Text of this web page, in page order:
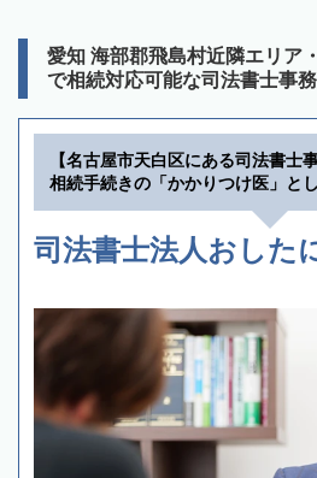
愛知 海部郡飛島村近隣エリア
で相続対応可能な司法書士事
【名古屋市天白区にある司法書士
相続手続きの「かかりつけ医」と
司法書士法人おした